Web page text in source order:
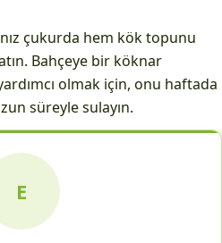
çukurda hem kök topunu
Bahçeye bir köknar
olmak için, onu haftada
süreyle sulayın.
E